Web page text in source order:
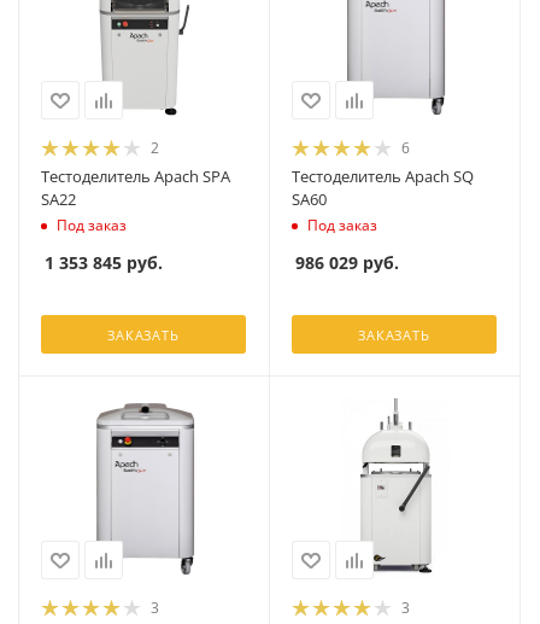
2
Тестоделитель Apach SPA
SA22
Под заказ
1 353 845 руб.
ЗАКАЗАТЬ
6
Тестоделитель Apach SQ
SA60
Под заказ
986 029 руб.
ЗАКАЗАТЬ
3 3